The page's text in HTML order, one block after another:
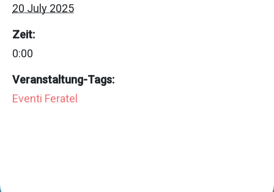
20 July 2025
Zeit:
0:00
Veranstaltung-Tags:
Eventi Feratel